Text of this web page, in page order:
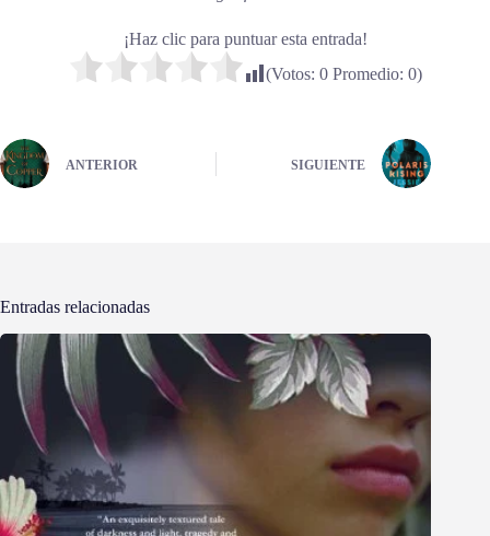
¡Haz clic para puntuar esta entrada!
(Votos: 0Promedio: 0)
ANTERIOR SIGUIENTE
Entradas relacionadas